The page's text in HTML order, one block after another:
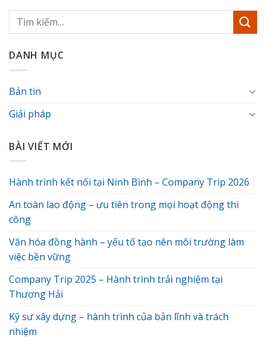
DANH MỤC
Bản tin
Giải pháp
BÀI VIẾT MỚI
Hành trình kết nối tại Ninh Bình – Company Trip 2026
An toàn lao động – ưu tiên trong mọi hoạt động thi
công
Văn hóa đồng hành – yếu tố tạo nên môi trường làm
việc bền vững
Company Trip 2025 – Hành trình trải nghiệm tại
Thượng Hải
Kỹ sư xây dựng – hành trình của bản lĩnh và trách
nhiệm